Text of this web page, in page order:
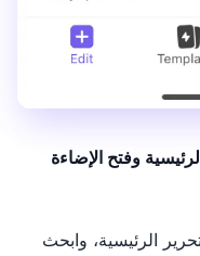
الرئيسية وفتح الإضاءة
الرئيسية، وابحث